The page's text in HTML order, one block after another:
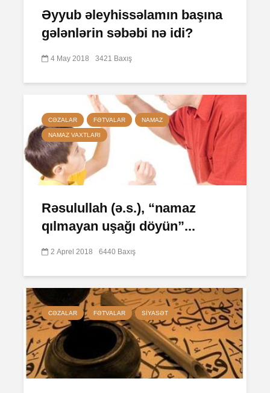
Əyyub əleyhissəlamın başına
gələnlərin səbəbi nə idi?
4 May 2018 3421 Baxış
CƏZALAR FƏTVALAR NAMAZ
NAMAZ VAXTLARI
Rəsulullah (ə.s.), “namaz
qılmayan uşağı döyün”...
2 Aprel 2018 6440 Baxış
CƏZALAR FƏTVALAR SIYASƏT